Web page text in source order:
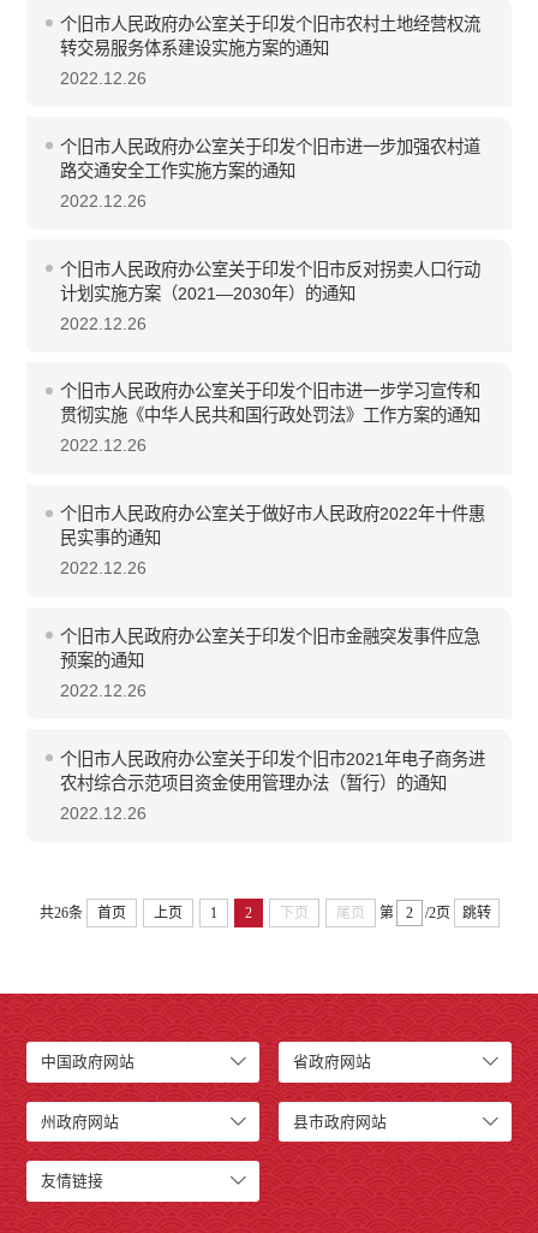
个旧市人民政府办公室关于印发个旧市农村土地经营权流
转交易服务体系建设实施方案的通知
2022.12.26
个旧市人民政府办公室关于印发个旧市进一步加强农村道
路交通安全工作实施方案的通知
2022.12.26
个旧市人民政府办公室关于印发个旧市反对拐卖人口行动
计划实施方案（2021—2030年）的通知
2022.12.26
个旧市人民政府办公室关于印发个旧市进一步学习宣传和
贯彻实施《中华人民共和国行政处罚法》工作方案的通知
2022.12.26
个旧市人民政府办公室关于做好市人民政府2022年十件惠
民实事的通知
2022.12.26
个旧市人民政府办公室关于印发个旧市金融突发事件应急
预案的通知
2022.12.26
个旧市人民政府办公室关于印发个旧市2021年电子商务进
农村综合示范项目资金使用管理办法（暂行）的通知
2022.12.26
共26条 首页 上页 1 2 下页 尾页 第 /2页 跳转
中国政府网站 省政府网站
州政府网站 县市政府网站
友情链接